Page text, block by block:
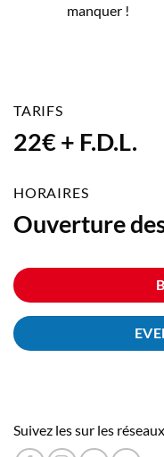
manquer !
TARIFS
22€ + F.D.L.
HORAIRES
Ouverture
Suivez les sur les